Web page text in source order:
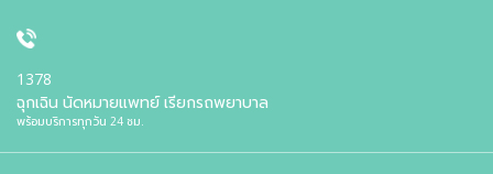
1378
ฉุกเฉิน นัดหมายแพทย์ เรียกรถพยาบาล
พร้อมบริการทุกวัน 24 ชม.